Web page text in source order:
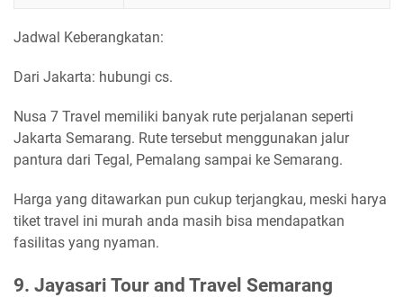
Jadwal Keberangkatan:
Dari Jakarta: hubungi cs.
Nusa 7 Travel memiliki banyak rute perjalanan seperti
Jakarta Semarang. Rute tersebut menggunakan jalur
pantura dari Tegal, Pemalang sampai ke Semarang.
Harga yang ditawarkan pun cukup terjangkau, meski harya
tiket travel ini murah anda masih bisa mendapatkan
fasilitas yang nyaman.
9. Jayasari Tour and Travel Semarang